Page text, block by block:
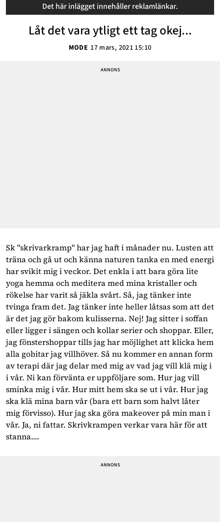
Det här inlägget innehåller reklamlänkar.
Låt det vara ytligt ett tag okej...
MODE 17 mars, 2021 15:10
Sk "skrivarkramp" har jag haft i månader nu. Lusten att
träna och gå ut och känna naturen tanka en med energi
har svikit mig i veckor. Det enkla i att bara göra lite
yoga hemma och meditera med mina kristaller och
rökelse har varit så jäkla svårt. Så, jag tänker inte
tvinga fram det. Jag tänker inte heller låtsas som att det
är det jag gör bakom kulisserna. Nej! Jag sitter i soffan
eller ligger i sängen och kollar serier och shoppar. Eller,
jag fönstershoppar tills jag har möjlighet att klicka hem
alla gobitar jag villhöver. Så nu kommer en annan form
av terapi där jag delar med mig av vad jag vill klä mig i
i vår. Ni kan förvänta er uppföljare som. Hur jag vill
sminka mig i vår. Hur mitt hem ska se ut i vår. Hur jag
ska klä mina barn vår (bara ett barn som halvt låter
mig förvisso). Hur jag ska göra makeover på min man i
vår. Ja, ni fattar. Skrivkrampen verkar vara här för att
stanna....